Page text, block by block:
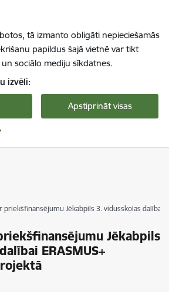
tā izmanto obligāti nepieciešamās
papildus šajā vietnē var tikt
sociālo mediju sīkdatnes.
izvēli:
Apstiprināt visas
priekšfinansējumu Jēkabpils 3. vidusskolas dalībai
Jēkabpils
ERASMUS+